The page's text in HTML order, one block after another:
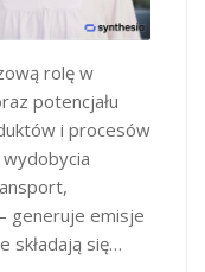
rolę w
potencjału
i procesów
generuje emisje
składają się…